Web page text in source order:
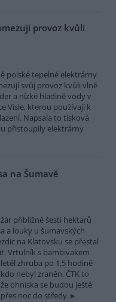
provoz kvůli
polské tepelné elektrárny
svůj provoz kvůli vlně
a nízké hladině vody v
Visle, kterou používají k
Napsala to tisková
přistoupily elektrárny
na Šumavě
přibližně šesti hektarů
a louky u šumavských
na Klatovsku se přestal
Vrtulník s bambivakem
zhruba po 1,5 hodině
nebyl zraněn. ČTK to
ohniska se budou ještě
noc do středy.